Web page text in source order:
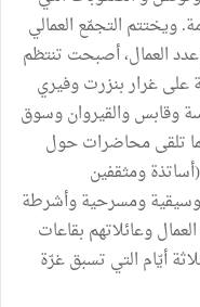
ويختتم التجمّع العمالي
العمال، أصبحت تنتظم
على غرار بنزرت وفيري
وقابس والقيروان وسوق
تلقى محاضرات حول
ومثقفين
ومسرحية وأشرطة
وعائلاتهم بقاعات
أيّام التي تسبق غرّة